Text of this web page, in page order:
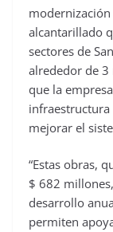
alcantarillado
sectores de
alrededor de
que la
mejorar el
“Estas obras,
$ 682
desarrollo
permiten